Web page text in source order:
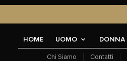
HOME UOMO DONNA
Chi Siamo Contatti